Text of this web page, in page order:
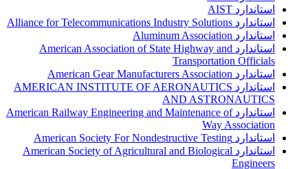
استاندارد AIST
استاندارد Alliance for Telecommunications Industry Solutions
استاندارد Aluminum Association
استاندارد American Association of State Highway and
Transportation Officials
استاندارد American Gear Manufacturers Association
استاندارد AMERICAN INSTITUTE OF AERONAUTICS
AND ASTRONAUTICS
استاندارد American Railway Engineering and Maintenance of
Way Association
استاندارد American Society For Nondestructive Testing
استاندارد American Society of Agricultural and Biological
Engineers